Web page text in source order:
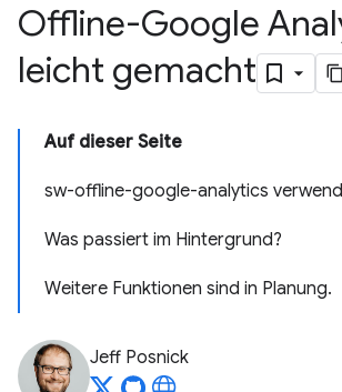
Offline-Google
leicht gemacht
Auf dieser Seite
sw-offline-google-analytics
Was passiert im Hintergrund?
Weitere Funktionen sind in Planung.
Jeff Posnick